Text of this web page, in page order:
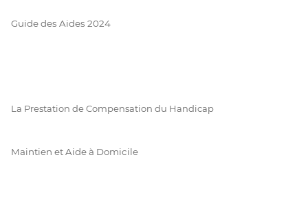
Guide des Aides 2024
La Prestation de Compensation du Handicap
Maintien et Aide à Domicile